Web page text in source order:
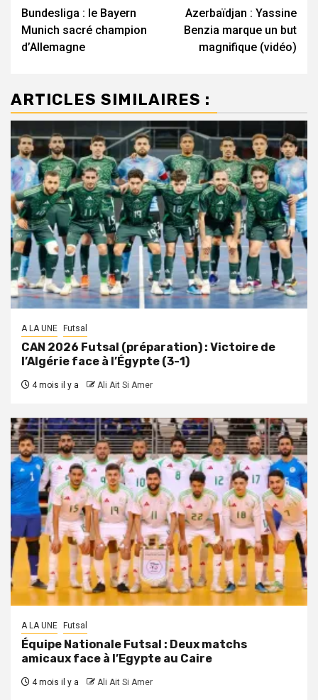
d’article
Bundesliga : le Bayern
Munich sacré champion
d’Allemagne
Azerbaïdjan : Yassine
Benzia marque un but
magnifique (vidéo)
ARTICLES SIMILAIRES :
A LA UNE Futsal
CAN 2026 Futsal (préparation) : Victoire de
l’Algérie face à l’Égypte (3-1)
4 mois il y a Ali Ait Si Amer
A LA UNE Futsal
Équipe Nationale Futsal : Deux matchs
amicaux face à l’Egypte au Caire
4 mois il y a Ali Ait Si Amer